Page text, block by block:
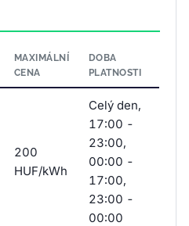
MAXIMÁLNÍ
CENA
DOBA
PLATNOSTI
200
HUF/kWh
Celý den,
17:00 -
23:00,
00:00 -
17:00,
23:00 -
00:00